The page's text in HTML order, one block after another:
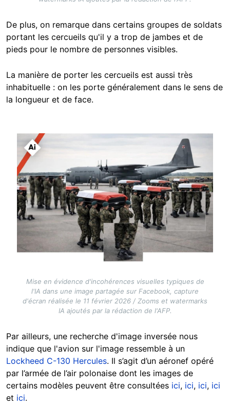
De plus, on remarque dans certains groupes de soldats
portant les cercueils qu'il y a trop de jambes et de
pieds pour le nombre de personnes visibles.
La manière de porter les cercueils est aussi très
inhabituelle : on les porte généralement dans le sens de
la longueur et de face.
Image
Mise en évidence d'incohérences visuelles typiques de
l'IA dans une image partagée sur Facebook, capture
d'écran réalisée le 11 février 2026 / Zooms et watermarks
IA ajoutés par la rédaction de l'AFP.
Par ailleurs, une recherche d'image inversée nous
indique que l'avion sur l'image ressemble à un
Lockheed C-130 Hercules. Il s’agit d’un aéronef opéré
par l’armée de l’air polonaise dont les images de
certains modèles peuvent être consultées ici, ici, ici, ici
et ici.